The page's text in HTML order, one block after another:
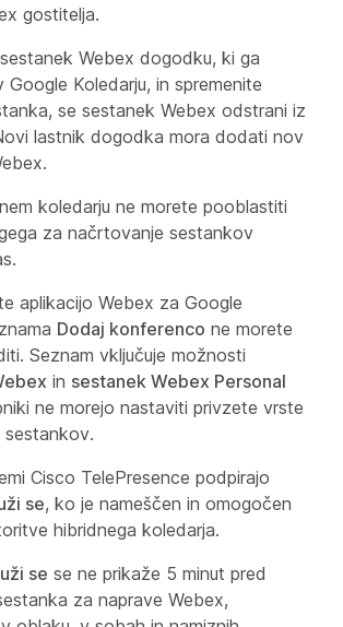
gostitelja.
Webex dogodku, ki ga
Koledarju, in spremenite
se sestanek Webex odstrani iz
lastnik dogodka mora dodati nov
koledarju ne morete pooblastiti
za načrtovanje sestankov
aplikacijo Webex za Google
Dodaj konferenco ne morete
Seznam vključuje možnosti
in sestanek Webex Personal
ne morejo nastaviti privzete vrste
Cisco TelePresence podpirajo
se, ko je nameščen in omogočen
hibridnega koledarja.
se se ne prikaže 5 minut pred
za naprave Webex,